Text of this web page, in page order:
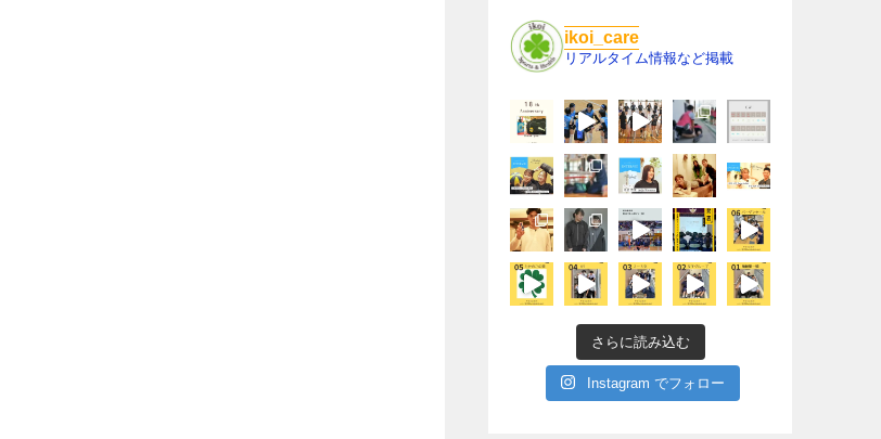
ikoi_care
リアルタイム情報など掲載
さらに読み込む
Instagram でフォロー